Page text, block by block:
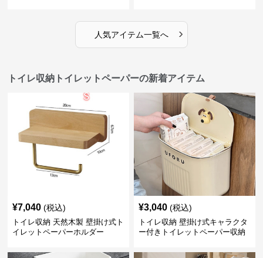
人気アイテム一覧へ ›
トイレ収納トイレットペーパーの新着アイテム
¥7,040 (税込)
トイレ収納 天然木製 壁掛け式ト
イレットペーパーホルダー
¥3,040 (税込)
トイレ収納 壁掛け式キャラクタ
ー付きトイレットペーパー収納